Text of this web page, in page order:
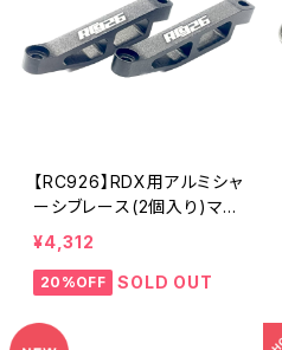
【RC926】RDX用アルミシャ
ーシブレース(2個入り)マッ
トブラック KN-RDX01
¥4,312
20%OFF SOLD OUT